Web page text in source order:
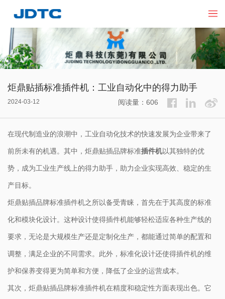
炬鼎贴插标准插件机：工业自动化中的得力助手
2024-03-12 阅读量：606
在现代制造业的浪潮中，工业自动化技术的快速发展为企业带来了
前所未有的机遇。其中，炬鼎贴插品牌标准插件机以其独特的优
势，成为工业生产线上的得力助手，助力企业实现高效、稳定的生
产目标。
炬鼎贴插品牌标准插件机之所以备受青睐，首先在于其高度的标准
化和模块化设计。这种设计使得插件机能够轻松适应各种生产线的
要求，无论是大规模生产还是定制化生产，都能通过简单的配置和
调整，满足企业的不同需求。此外，标准化设计还使得插件机的维
护和保养变得更为简单和方便，降低了企业的运营成本。
其次，炬鼎贴插品牌标准插件机在精度和稳定性方面表现出色。它